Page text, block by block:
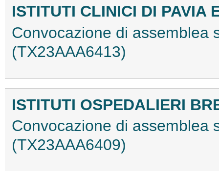
ISTITUTI CLINICI DI PAVIA
Convocazione di assemblea
(TX23AAA6413)
ISTITUTI OSPEDALIERI
Convocazione di assemblea
(TX23AAA6409)